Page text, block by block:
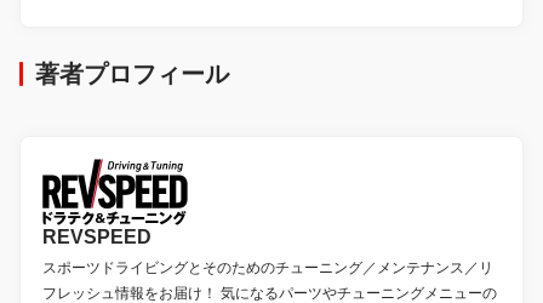
著者プロフィール
REVSPEED
スポーツドライビングとそのためのチューニング／メンテナンス／リ
フレッシュ情報をお届け！ 気になるパーツやチューニングメニューの